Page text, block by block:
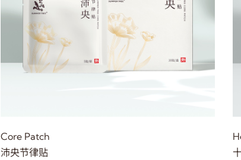
Core Patch
沛央节律贴